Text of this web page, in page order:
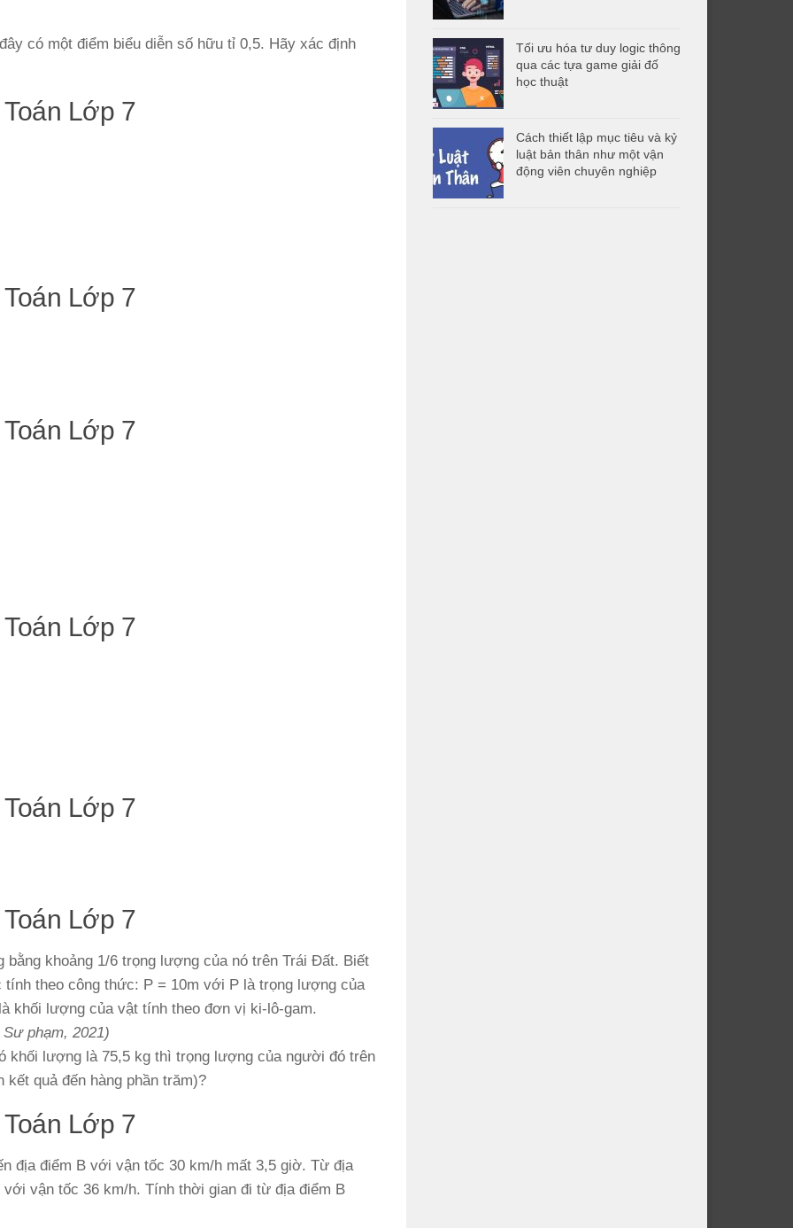
có một điểm biểu diễn số hữu tỉ 0,5. Hãy xác định
Lớp 7
Lớp 7
Lớp 7
Lớp 7
Lớp 7
Lớp 7
khoảng 1/6 trọng lượng của nó trên Trái Đất. Biết
theo công thức: P = 10m với P là trọng lượng của
khối lượng của vật tính theo đơn vị ki-lô-gam.
phạm, 2021)
khối lượng là 75,5 kg thì trọng lượng của người đó trên
kết quả đến hàng phần trăm)?
Lớp 7
địa điểm B với vận tốc 30 km/h mất 3,5 giờ. Từ địa
vận tốc 36 km/h. Tính thời gian đi từ địa điểm B
Tối ưu hóa tư duy logic thông
qua các tựa game giải đố
học thuật
Cách thiết lập mục tiêu và kỷ
luật bản thân như một vận
động viên chuyên nghiệp